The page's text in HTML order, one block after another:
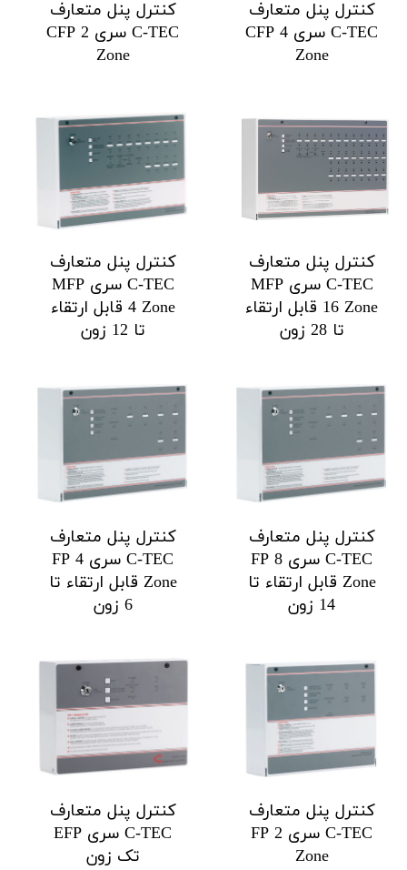
کنترل پنل متعارف
C-TEC سری CFP 4
Zone
کنترل پنل متعارف
C-TEC سری CFP 2
Zone
کنترل پنل متعارف
C-TEC سری MFP
16 Zone قابل ارتقاء
تا 28 زون
کنترل پنل متعارف
C-TEC سری MFP
4 Zone قابل ارتقاء
تا 12 زون
کنترل پنل متعارف
C-TEC سری FP 8
Zone قابل ارتقاء تا
14 زون
کنترل پنل متعارف
C-TEC سری FP 4
Zone قابل ارتقاء تا
6 زون
کنترل پنل متعارف
C-TEC سری FP 2
Zone
کنترل پنل متعارف
C-TEC سری EFP
تک زون